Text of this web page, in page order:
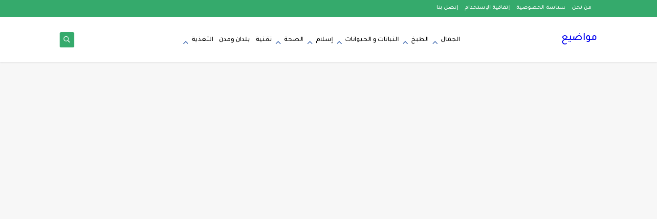
من نحن سياسة الخصوصية إتفاقية الإستخدام إتصل بنا
مواضيع الجمال الطبخ النباتات و الحيوانات إسلام الصحة تقنية بلدان ومدن التغذية